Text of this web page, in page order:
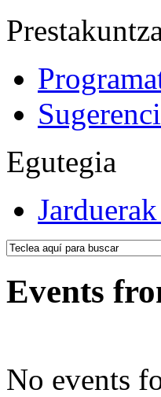
Egutegia
Events
No events